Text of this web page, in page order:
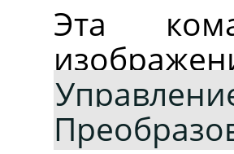
Эта